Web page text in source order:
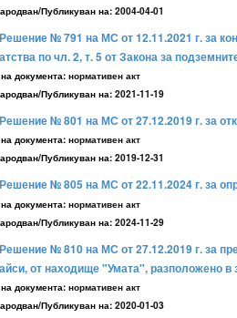
Публикуван на: 2004-04-01
Решение № 791 на МС от 12.11.2021 г. за
по чл. 2, т. 5 от Закона за
документа: нормативен акт
Публикуван на: 2021-11-19
Решение № 801 на МС от 27.12.2019 г. за
документа: нормативен акт
Публикуван на: 2019-12-31
Решение № 805 на МС от 22.11.2024 г. за
документа: нормативен акт
Публикуван на: 2024-11-29
Решение № 810 на МС от 27.12.2019 г. за
от находище "Умата", разположено
документа: нормативен акт
Публикуван на: 2020-01-03